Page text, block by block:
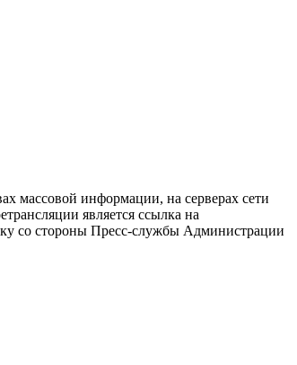
массовой информации, на серверах сети
является ссылка на
со стороны Пресс-службы Администрации